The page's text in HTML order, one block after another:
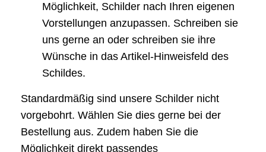
Möglichkeit, Schilder nach Ihren eigenen
Vorstellungen anzupassen. Schreiben sie
uns gerne an oder schreiben sie ihre
Wünsche in das Artikel-Hinweisfeld des
Schildes.
Standardmäßig sind unsere Schilder nicht
vorgebohrt. Wählen Sie dies gerne bei der
Bestellung aus. Zudem haben Sie die
Möglichkeit direkt passendes